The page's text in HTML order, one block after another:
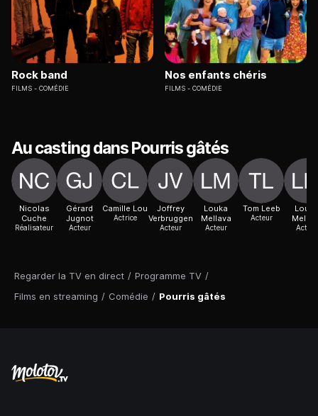
Regarder la TV en direct / Programme TV /
Films en streaming / Comédie / Pourris gâtés
Rock band
FILMS COMÉDIE
Nos enfants chéris
FILMS COMÉDIE
Au casting dans Pourris gâtés
Nicolas
Cuche
Réalisateur
Gérard
Jugnot
Acteur
Camille Lou
Actrice
Joffrey
Verbruggen
Acteur
Louka
Mellava
Acteur
Tom Leeb
Acteur
Louka
Acteur